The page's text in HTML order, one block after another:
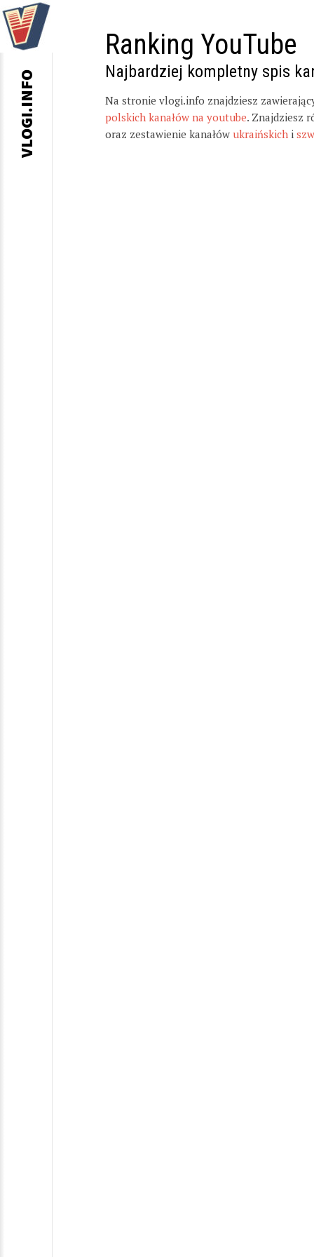
Ranking YouTube
Najbardziej kompletny spis
Na stronie vlogi.info znajdziesz
polskich kanałów na youtube. Znajdziesz
oraz zestawienie kanałów ukraińskich i
VLOGI.INFO